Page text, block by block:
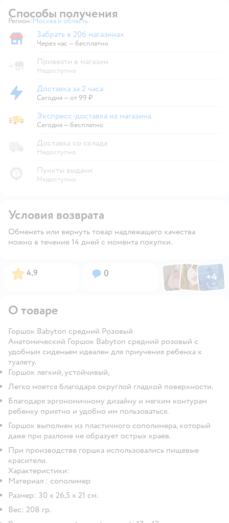
Способы получения
Регион: Выбор адреса доставки.
Москва и область
Забрать в магазине
Забрать в 206 магазинах
Через час — бесплатно
Привезти в магазин
Недоступно
Доставка за 2 часа
Доставка за 2 часа
Сегодня—от 99 ₽
Экспресс-доставка из магазина
Экспресс-доставка из магазина
Сегодня—бесплатно
Доставка со склада
Недоступно
Пункты выдачи
Недоступно
Условия возврата
Обменять или вернуть товар надлежащего качества
можно в течение 14 дней с момента покупки.
Рейтинг:
4,9 Вопросов:
0 ФотоФотоФото
+4
Открыть
О товаре
Горшок Babyton средний Розовый
Анатомический Горшок Babyton средний розовый с
удобным сиденьем идеален для приучения ребенка к
туалету.
Горшок легкий, устойчивый,
Легко моется благодаря округлой гладкой поверхности.
Благодаря эргономичному дизайну и мягким контурам
ребенку приятно и удобно им пользоваться.
Горшок выполнен из пластичного сополимера, который
даже при разломе не образует острых краев.
При производстве горшка использовались пищевые
красители.
Характеристики:
Материал : сополимер
Размер: 30 х 26,5 х 21 см.
Вес: 208 гр.